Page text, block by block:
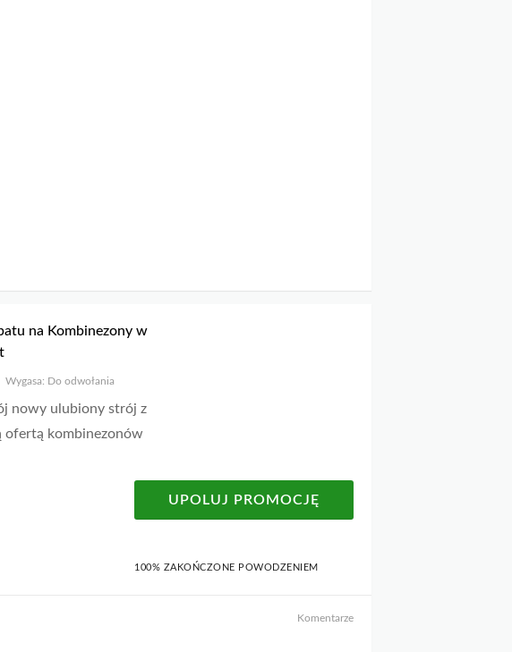
na Kombinezony w
Wygasa: Do odwołania
nowy ulubiony strój z
ofertą kombinezonów
UPOLUJ PROMOCJĘ
100% ZAKOŃCZONE POWODZENIEM
Komentarze